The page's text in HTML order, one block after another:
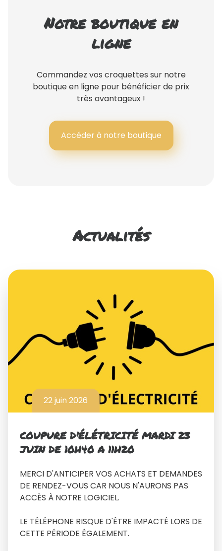
Notre boutique en
ligne
Commandez vos croquettes sur notre
boutique en ligne pour bénéficier de prix
très avantageux !
Accéder à notre boutique
Actualités
22 juin 2026
COUPURE D'ÉLÉTRICITÉ MARDI 23
JUIN DE 10H40 A 11H20
MERCI D'ANTICIPER VOS ACHATS ET DEMANDES
DE RENDEZ-VOUS CAR NOUS N'AURONS PAS
ACCÈS À NOTRE LOGICIEL.
LE TÉLÉPHONE RISQUE D'ÊTRE IMPACTÉ LORS DE
CETTE PÉRIODE ÉGALEMENT.